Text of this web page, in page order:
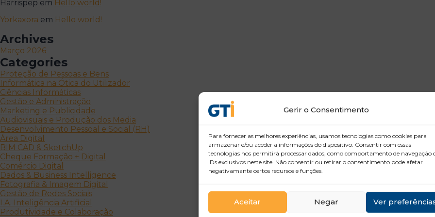
Gerir o Consentimento
Para fornecer as melhores experiências, usamos tecnologias como cookies para
armazenar e/ou aceder a informações do dispositivo. Consentir com essas
tecnologias nos permitirá processar dados, como comportamento de navegação
IDs exclusivos neste site. Não consentir ou retirar o consentimento pode afetar
negativamante certos recursos e funções.
Aceitar Negar Ver
Harrispep em Hello world!
Yorkaxora em Hello world!
Archives
Março 2026
Categories
Proteção de Pessoas e Bens
Informática na Ótica do Utilizador
Ciências Informáticas
Gestão e Administração
Marketing e Publicidade
Audiovisuais e Produção dos Media
Desenvolvimento Pessoal e Social (RH)
Área Digital
BIM CAD & SketchUp
Cheque Formação + Digital
Comércio Digital
Dados & Business Intelligence
Fotografia & Imagem Digital
Gestão de Redes Sociais
I.A. Inteligência Artificial
Produtividade e Colaboração